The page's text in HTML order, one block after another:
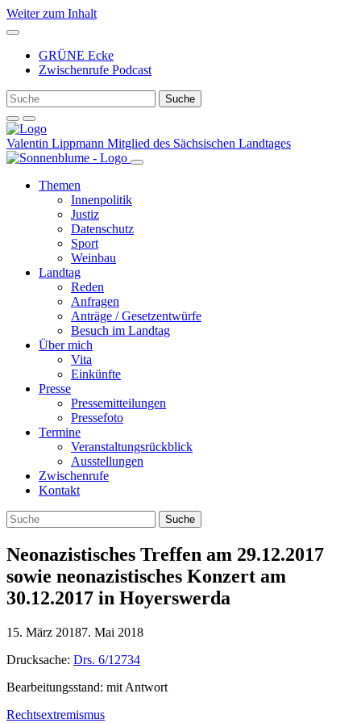
Weiter zum Inhalt
GRÜNE Ecke
Zwischenrufe Podcast
Valentin Lippmann Mitglied des Sächsischen Landtages
Themen
Innenpolitik
Justiz
Datenschutz
Sport
Weinbau
Landtag
Reden
Anfragen
Anträge / Gesetzentwürfe
Besuch im Landtag
Über mich
Vita
Einkünfte
Presse
Pressemitteilungen
Pressefoto
Termine
Veranstaltungsrückblick
Ausstellungen
Zwischenrufe
Kontakt
Neonazistisches Treffen am 29.12.2017
sowie neonazistisches Konzert am
30.12.2017 in Hoyerswerda
15. März 20187. Mai 2018
Drucksache: Drs. 6/12734
Bearbeitungsstand: mit Antwort
Rechtsextremismus